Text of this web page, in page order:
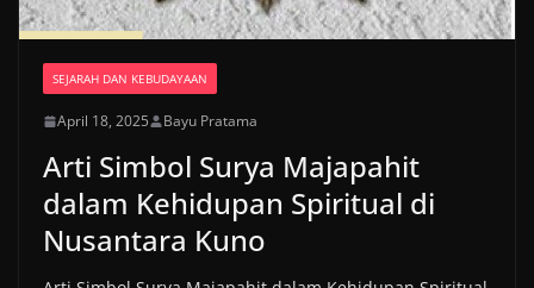
SEJARAH DAN KEBUDAYAAN
April 18, 2025 Bayu Pratama
Arti Simbol Surya Majapahit
dalam Kehidupan Spiritual di
Nusantara Kuno